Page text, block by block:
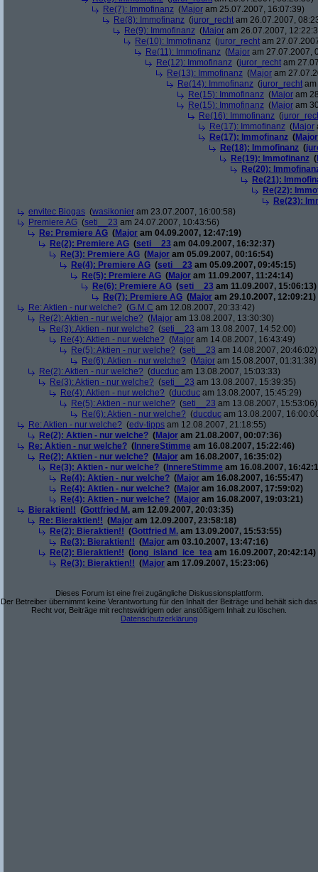
Re(7): Immofinanz (Major am 25.07.2007, 16:07:39)
Re(8): Immofinanz (juror_recht am 26.07.2007,
Re(9): Immofinanz (Major am 26.07.2007,
Re(10): Immofinanz (juror_recht am
Re(11): Immofinanz (Major am 27.07.2007,
Re(12): Immofinanz (juror_recht am
Re(13): Immofinanz (Major am
Re(14): Immofinanz (juror_recht
Re(15): Immofinanz (Major am
Re(15): Immofinanz (Major am
Re(16): Immofinanz (
Re(17): Immofinanz (Major
Re(17): Immofinanz (Major
Re(18): Immofinanz (
Re(19): Immofinanz (
Re(20):
Re(21):
Re(22):
Re(23):
envitec Biogas (wasikonier am 23.07.2007, 16:00:58)
Premiere AG (seti__23 am 24.07.2007, 10:43:56)
Re: Premiere AG (Major am 04.09.2007, 12:47:19)
Re(2): Premiere AG (seti__23 am 04.09.2007, 16:32:37)
Re(3): Premiere AG (Major am 05.09.2007, 00:16:54)
Re(4): Premiere AG (seti__23 am 05.09.2007, 09:45:15)
Re(5): Premiere AG (Major am 11.09.2007, 11:24:14)
Re(6): Premiere AG (seti__23 am 11.09.2007, 15:06:13)
Re(7): Premiere AG (Major am 29.10.2007, 12:09:21)
Re: Aktien - nur welche? (G.M.C am 12.08.2007, 20:33:42)
Re(2): Aktien - nur welche? (Major am 13.08.2007, 13:30:30)
Re(3): Aktien - nur welche? (seti__23 am 13.08.2007, 14:52:00)
Re(4): Aktien - nur welche? (Major am 14.08.2007, 16:43:49)
Re(5): Aktien - nur welche? (seti__23 am 14.08.2007, 20:46:02)
Re(6): Aktien - nur welche? (Major am 15.08.2007, 01:31:38)
Re(2): Aktien - nur welche? (ducduc am 13.08.2007, 15:03:33)
Re(3): Aktien - nur welche? (seti__23 am 13.08.2007, 15:39:35)
Re(4): Aktien - nur welche? (ducduc am 13.08.2007, 15:45:29)
Re(5): Aktien - nur welche? (seti__23 am 13.08.2007, 15:53:06)
Re(6): Aktien - nur welche? (ducduc am 13.08.2007,
Re: Aktien - nur welche? (edv-tipps am 12.08.2007, 21:18:55)
Re(2): Aktien - nur welche? (Major am 21.08.2007, 00:07:36)
Re: Aktien - nur welche? ( InnereStimme am 16.08.2007, 15:22:46)
Re(2): Aktien - nur welche? (Major am 16.08.2007, 16:35:02)
Re(3): Aktien - nur welche? ( InnereStimme am 16.08.2007,
Re(4): Aktien - nur welche? (Major am 16.08.2007, 16:55:47)
Re(4): Aktien - nur welche? (Major am 16.08.2007, 17:59:02)
Re(4): Aktien - nur welche? (Major am 16.08.2007, 19:03:21)
Bieraktien!! (Gottfried M. am 12.09.2007, 20:03:35)
Re: Bieraktien!! (Major am 12.09.2007, 23:58:18)
Re(2): Bieraktien!! (Gottfried M. am 13.09.2007, 15:53:55)
Re(3): Bieraktien!! (Major am 03.10.2007, 13:47:16)
Re(2): Bieraktien!! ( long_island_ice_tea am 16.09.2007, 20:42:14)
Re(3): Bieraktien!! (Major am 17.09.2007, 15:23:06)
Dieses Forum ist eine frei zugängliche Diskussionsplattform.
Der Betreiber übernimmt keine Verantwortung für den Inhalt der Beiträge und behält sich das
Recht vor, Beiträge mit rechtswidrigem oder anstößigem Inhalt zu löschen.
Datenschutzerklärung